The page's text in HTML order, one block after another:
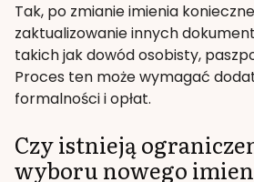
Tak, po zmianie imienia
zaktualizowanie innych
takich jak dowód osobisty,
Proces ten może wymagać
formalności i opłat.
Czy istnieją
wyboru nowego